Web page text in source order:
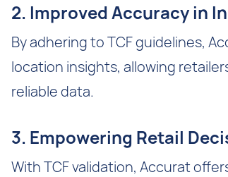
2. Improved Accuracy in
By adhering to TCF guidelines,
location insights, allowing
reliable data.
3. Empowering Retail
With TCF validation, Accurat